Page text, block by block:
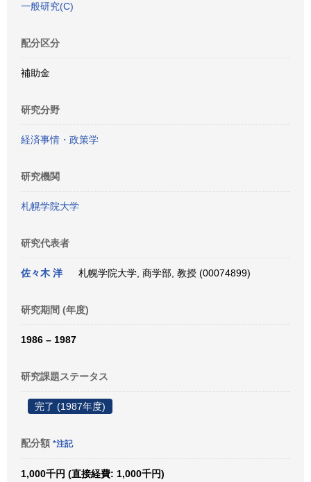
一般研究(C)
配分区分
補助金
研究分野
経済事情・政策学
研究機関
札幌学院大学
研究代表者
佐々木 洋 札幌学院大学, 商学部, 教授 (00074899)
研究期間 (年度)
1986 – 1987
研究課題ステータス
完了 (1987年度)
配分額 *注記
1,000千円 (直接経費: 1,000千円)